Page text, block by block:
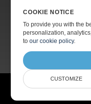
© Aspose Pty
COOKIE NOTICE
To provide you with the
personalization,
toour cookie policy.
CUSTOMIZE